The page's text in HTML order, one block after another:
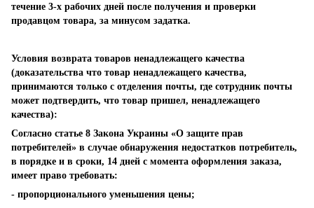
течение 3-х рабочих дней после получения и проверки
продавцом товара, за минусом задатка.
Условия возврата товаров ненадлежащего качества
(доказательства что товар ненадлежащего качества,
принимаются только с отделения почты, где сотрудник почты
может подтвердить, что товар пришел, ненадлежащего
качества):
Согласно статье 8 Закона Украины «О защите прав
потребителей» в случае обнаружения недостатков потребитель,
в порядке и в сроки, 14 дней с момента оформления заказа,
имеет право требовать:
- пропорционального уменьшения цены;